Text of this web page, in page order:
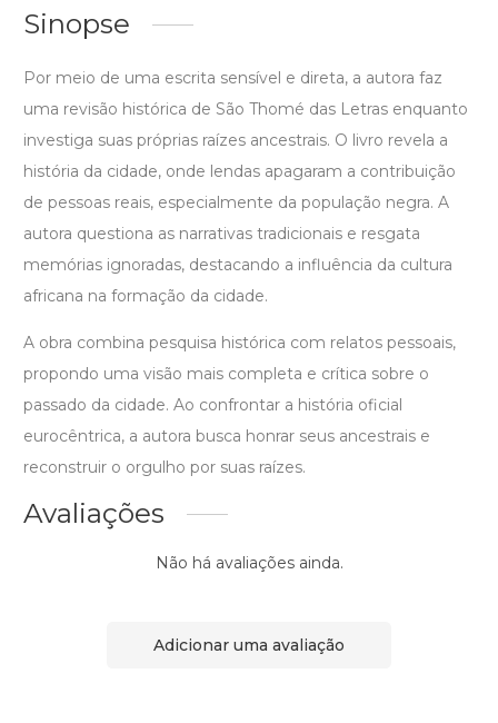
Sinopse
Por meio de uma escrita sensível e direta, a autora faz
uma revisão histórica de São Thomé das Letras enquanto
investiga suas próprias raízes ancestrais. O livro revela a
história da cidade, onde lendas apagaram a contribuição
de pessoas reais, especialmente da população negra. A
autora questiona as narrativas tradicionais e resgata
memórias ignoradas, destacando a influência da cultura
africana na formação da cidade.
A obra combina pesquisa histórica com relatos pessoais,
propondo uma visão mais completa e crítica sobre o
passado da cidade. Ao confrontar a história oficial
eurocêntrica, a autora busca honrar seus ancestrais e
reconstruir o orgulho por suas raízes.
Avaliações
Não há avaliações ainda.
Adicionar uma avaliação